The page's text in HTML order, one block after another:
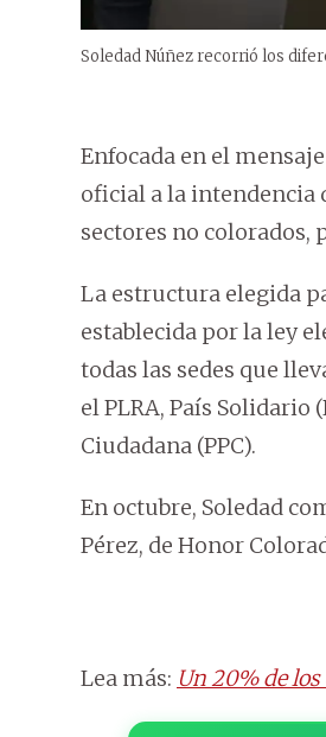
Soledad Núñez recorrió los
Enfocada en el
oficial a la intendencia
sectores no colorados,
La estructura elegida
establecida por la ley
todas las sedes que
el PLRA, País Solidario
Ciudadana (PPC).
En octubre, Soledad
Pérez, de Honor
Lea más: Un 20% de